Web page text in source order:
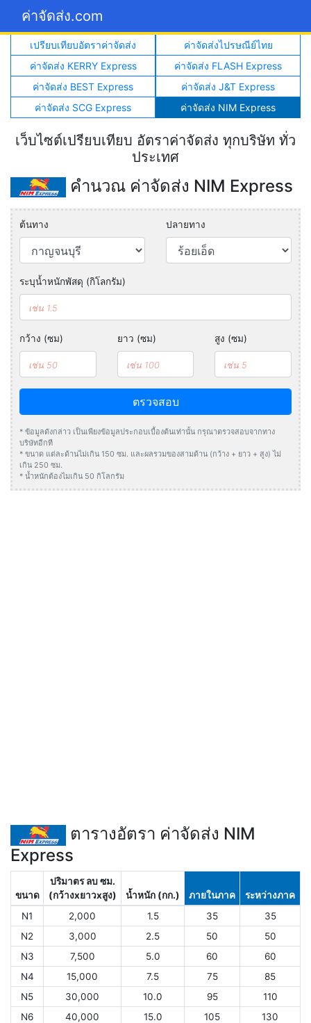
ค่าจัดส่ง.com
เปรียบเทียบอัตราค่าจัดส่ง
ค่าจัดส่งไปรษณีย์ไทย
ค่าจัดส่ง KERRY Express
ค่าจัดส่ง FLASH Express
ค่าจัดส่ง BEST Express
ค่าจัดส่ง J&T Express
ค่าจัดส่ง SCG Express
ค่าจัดส่ง NIM Express
เว็บไซต์เปรียบเทียบ อัตราค่าจัดส่ง ทุกบริษัท ทั่ว
ประเทศ
คำนวณ ค่าจัดส่ง NIM Express
ต้นทาง ปลายทาง
ระบุน้ำหนักพัสดุ (กิโลกรัม)
กว้าง (ซม) ยาว (ซม) สูง (ซม)
ตรวจสอบ
* ข้อมูลดังกล่าว เป็นเพียงข้อมูลประกอบเบื้องต้นเท่านั้น กรุณาตรวจสอบจากทาง
บริษัทอีกที
* ขนาด แต่ละด้านไม่เกิน 150 ซม. และผลรวมของสามด้าน (กว้าง + ยาว + สูง) ไม่
เกิน 250 ซม.
* น้ำหนักต้องไมเกิน 50 กิโลกรัม
ตารางอัตรา ค่าจัดส่ง NIM
Express
ขนาด
ปริมาตร ลบ ซม.
(กว้างxยาวxสูง)
น้ำหนัก (กก.) ภายในภาค
ระหว่างภาค
N1
2,000 1.5 35
35
N2
3,000 2.5 50
50
N3
7,500 5.0 60
60
N4
15,000 7.5 75
85
N5
30,000 10.0 95
110
N6
40,000 15.0 105
130